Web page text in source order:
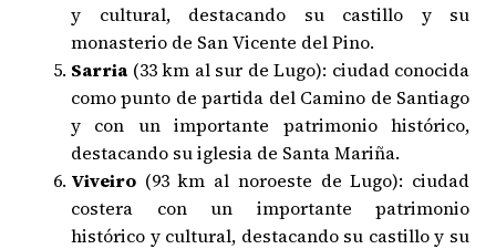
y cultural, destacando su castillo y su
monasterio de San Vicente del Pino.
Sarria (33 km al sur de Lugo): ciudad conocida
como punto de partida del Camino de Santiago
y con un importante patrimonio histórico,
destacando su iglesia de Santa Mariña.
Viveiro (93 km al noroeste de Lugo): ciudad
costera con un importante patrimonio
histórico y cultural, destacando su castillo y su